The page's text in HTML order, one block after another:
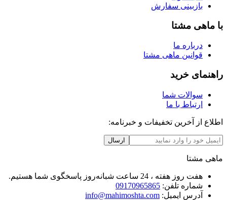
بازبینی سفارش
با ماهی مشتا
درباره ما
قوانین ماهی مشتا
راهنمای خرید
سوالات شما
ارتباط با ما
اطلاع از آخرین تخفیفات و خبرنامه:
ارسال
ماهی مشتا
هفت روز هفته ، 24 ساعت شبانه‌روز پاسخگوی شما هستیم.
شماره تلفن: 09170965865
آدرس ایمیل: info@mahimoshta.com